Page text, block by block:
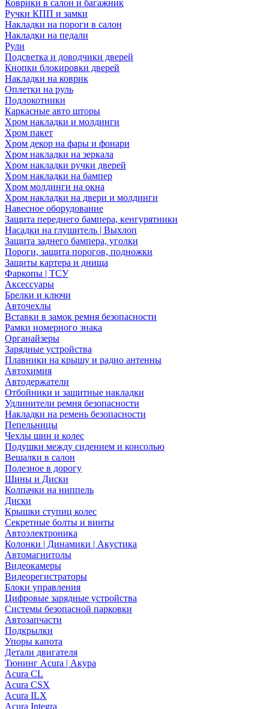
Коврики в салон и багажник
Ручки КПП и замки
Накладки на пороги в салон
Накладки на педали
Рули
Подсветка и доводчики дверей
Кнопки блокировки дверей
Накладки на коврик
Оплетки на руль
Подлокотники
Каркасные авто шторы
Хром накладки и молдинги
Хром пакет
Хром декор на фары и фонари
Хром накладки на зеркала
Хром накладки ручки дверей
Хром накладки на бампер
Хром молдинги на окна
Хром накладки на двери и молдинги
Навесное оборудование
Защита переднего бампера, кенгурятники
Насадки на глушитель | Выхлоп
Защита заднего бампера, уголки
Пороги, защита порогов, подножки
Защиты картера и днища
Фаркопы | ТСУ
Аксессуары
Брелки и ключи
Авточехлы
Вставки в замок ремня безопасности
Рамки номерного знака
Органайзеры
Зарядные устройства
Плавники на крышу и радио антенны
Автохимия
Автодержатели
Отбойники и защитные накладки
Удлинители ремня безопасности
Накладки на ремень безопасности
Пепельницы
Чехлы шин и колес
Подушки между сидением и консолью
Вешалки в салон
Полезное в дорогу
Шины и Диски
Колпачки на ниппель
Диски
Крышки ступиц колес
Секретные болты и винты
Автоэлектроника
Колонки | Динамики | Акустика
Автомагнитолы
Видеокамеры
Видеорегистраторы
Блоки управления
Цифровые зарядные устройства
Системы безопасной парковки
Автозапчасти
Подкрылки
Упоры капота
Детали двигателя
Тюнинг Acura | Акура
Acura CL
Acura CSX
Acura ILX
Acura Integra